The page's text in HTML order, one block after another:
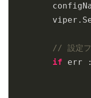
// 設定フ
if err